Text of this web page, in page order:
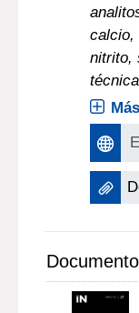
calcio,
nitrito,